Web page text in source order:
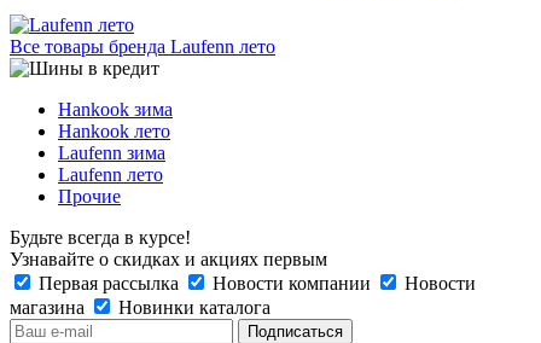
Все товары бренда Laufenn лето
Hankook зима
Hankook лето
Laufenn зима
Laufenn лето
Прочие
Будьте всегда в курсе!
Узнавайте о скидках и акциях первым
Первая рассылка
Новости компании
Новости
магазина
Новинки каталога